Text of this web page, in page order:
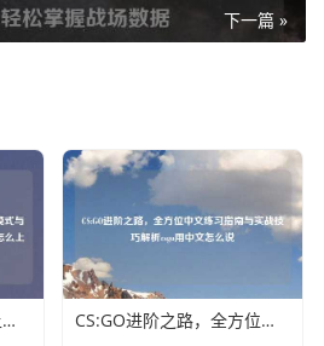
下一篇 »
和平精英打僵尸房怎么上去？揭秘生化模式与创意工坊登顶全攻略和平精英打僵尸房怎么上去的 CS:GO进阶之路，全方位中文练习指南与实战技巧解析csgo用中文怎么说